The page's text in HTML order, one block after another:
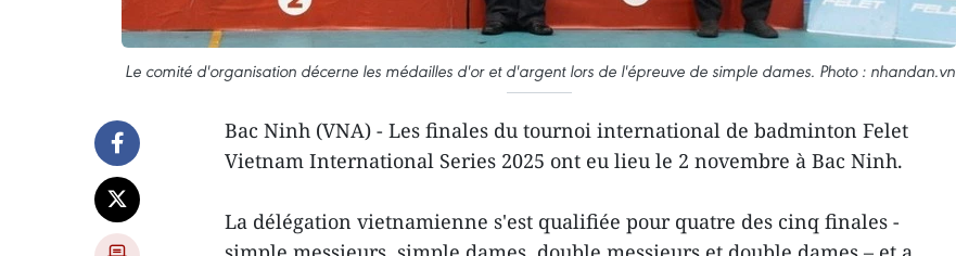
Le comité d'organisation décerne les médailles d'or et d'argent lors de l'épreuve de simple dames. Photo : nhandan.vn
Bac Ninh (VNA) - Les finales du tournoi international de badminton Felet
Vietnam International Series 2025 ont eu lieu le 2 novembre à Bac Ninh.
La délégation vietnamienne s'est qualifiée pour quatre des cinq finales -